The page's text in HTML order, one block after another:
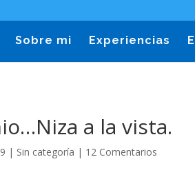
Sobre mi Experiencias
a la vista.
| Sin categoría | 12 Comentarios